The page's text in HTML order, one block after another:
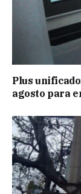
Plus
agosto para